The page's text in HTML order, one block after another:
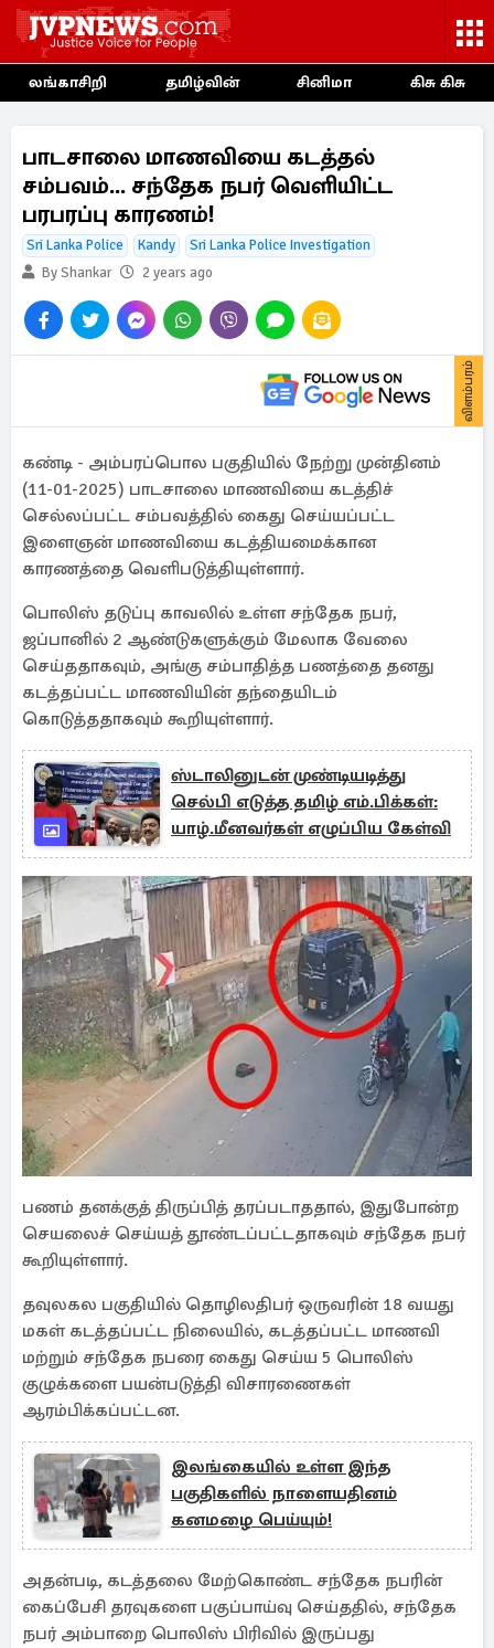
லங்காசிறி தமிழ்வின் சினிமா கிசு கிசு
பாடசாலை மாணவியை கடத்தல்
சம்பவம்... சந்தேக நபர் வெளியிட்ட
பரபரப்பு காரணம்!
Sri Lanka Police Kandy
Sri Lanka Police Investigation
By Shankar
2 years ago
விளம்பரம்
கண்டி - அம்பரப்பொல பகுதியில் நேற்று முன்தினம்
(11-01-2025) பாடசாலை மாணவியை கடத்திச்
செல்லப்பட்ட சம்பவத்தில் கைது செய்யப்பட்ட
இளைஞன் மாணவியை கடத்தியமைக்கான
காரணத்தை வெளிபடுத்தியுள்ளார்.
பொலிஸ் தடுப்பு காவலில் உள்ள சந்தேக நபர்,
ஜப்பானில் 2 ஆண்டுகளுக்கும் மேலாக வேலை
செய்ததாகவும், அங்கு சம்பாதித்த பணத்தை தனது
கடத்தப்பட்ட மாணவியின் தந்தையிடம்
கொடுத்ததாகவும் கூறியுள்ளார்.
ஸ்டாலினுடன் முண்டியடித்து
செல்பி எடுத்த தமிழ் எம்.பிக்கள்:
யாழ்.மீனவர்கள் எழுப்பிய கேள்வி
பணம் தனக்குத் திருப்பித் தரப்படாததால், இதுபோன்ற
செயலைச் செய்யத் தூண்டப்பட்டதாகவும் சந்தேக நபர்
கூறியுள்ளார்.
தவுலகல பகுதியில் தொழிலதிபர் ஒருவரின் 18 வயது
மகள் கடத்தப்பட்ட நிலையில், கடத்தப்பட்ட மாணவி
மற்றும் சந்தேக நபரை கைது செய்ய 5 பொலிஸ்
குழுக்களை பயன்படுத்தி விசாரணைகள்
ஆரம்பிக்கப்பட்டன.
இலங்கையில் உள்ள இந்த
பகுதிகளில் நாளையதினம்
கனமழை பெய்யும்!
அதன்படி, கடத்தலை மேற்கொண்ட சந்தேக நபரின்
கைப்பேசி தரவுகளை பகுப்பாய்வு செய்ததில், சந்தேக
நபர் அம்பாறை பொலிஸ் பிரிவில் இருப்பது